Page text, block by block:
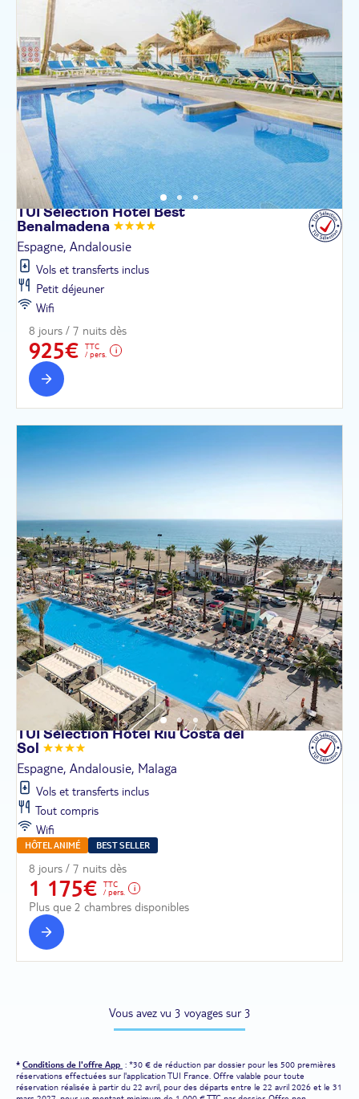
TUI Sélection Hôtel Best
Benalmadena
Espagne, Andalousie
Vols et transferts inclus
Petit déjeuner
Wifi
8 jours / 7 nuits dès
925€
TTC
/ pers.
TUI Sélection Hôtel Riu Costa del
Sol
Espagne, Andalousie, Malaga
Vols et transferts inclus
Tout compris
Wifi
HÔTEL ANIMÉ BEST SELLER
8 jours / 7 nuits dès
1 175€
TTC
/ pers.
Plus que 2 chambres disponibles
Vous avez vu 3 voyages sur 3
* Conditions de l'offre App : *30 € de réduction par dossier pour les 500 premières
réservations effectuées sur l'application TUI France. Offre valable pour toute
réservation réalisée à partir du 22 avril, pour des départs entre le 22 avril 2026 et le 31